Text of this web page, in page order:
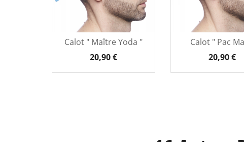
Calot " Maître Yoda "
20,90 €
Calot " Pac
20,90 €